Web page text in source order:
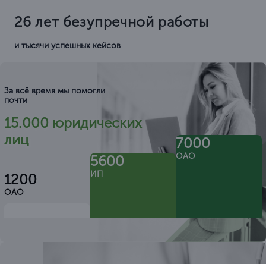
26 лет безупречной работы
и тысячи успешных кейсов
За всё время мы помогли
почти
15.000 юридических
лиц
1200
ОАО
5600
ИП
7000
ОАО